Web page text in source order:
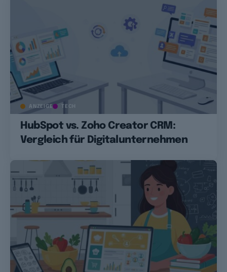
ANZEIGE TECH
HubSpot vs. Zoho Creator CRM:
Vergleich für Digitalunternehmen